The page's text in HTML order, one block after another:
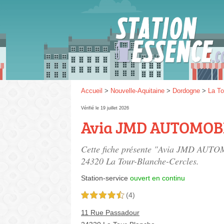
Accueil > Nouvelle-Aquitaine > Dordogne > La
Vérifié le 19 juillet 2026
Avia JMD
Cette fiche présente "Avia JMD
24320 La Tour-Blanche-Cercles.
Station-service ouvert en continu
4,5 étoiles sur 5 (4)
11 Rue Passadour
SP
SP